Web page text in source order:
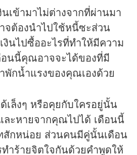
เข้ามาไม่ต่างจากที่ผ่านมา
จต้องนำไปใช้หนี้ซะส่วน
นไปซื้ออะไรที่ทำให้มีความ
อนนี้คุณอาจจะได้ของที่มี
พักน้ำแรงของคุณเองด้วย
เล็งๆ หรือคุยกับใครอยู่นั้น
ละหายจากคุณไปได้ เดือนนี้
สักหน่อย ส่วนคนมีคู่นั้นเดือน
ทำร้ายจิตใจกันด้วยคำพูดให้